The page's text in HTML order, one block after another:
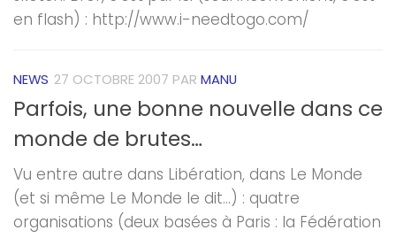
en flash) : http://www.i-needtogo.com/
NEWS 27 OCTOBRE 2007 PAR MANU
Parfois, une bonne nouvelle dans ce
monde de brutes…
Vu entre autre dans Libération, dans Le Monde
(et si même Le Monde le dit…) : quatre
organisations (deux basées à Paris : la Fédération